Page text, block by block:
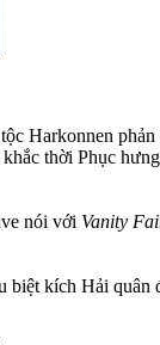
Harkonnen
thời Phục
nói với Vanity
kích Hải quân